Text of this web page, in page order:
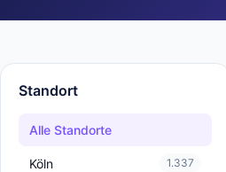
Standort
Alle Standorte
Köln 1.337